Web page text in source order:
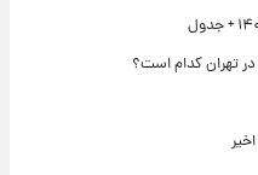
تهران کدام است؟